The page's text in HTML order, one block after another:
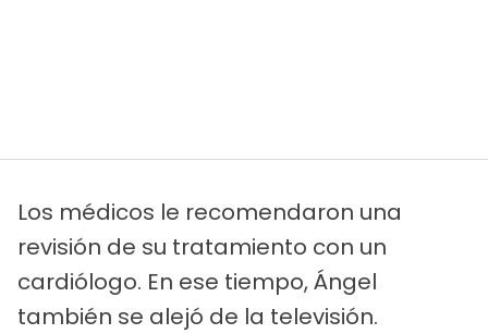
Los médicos le recomendaron una
revisión de su tratamiento con un
cardiólogo. En ese tiempo, Ángel
también se alejó de la televisión.